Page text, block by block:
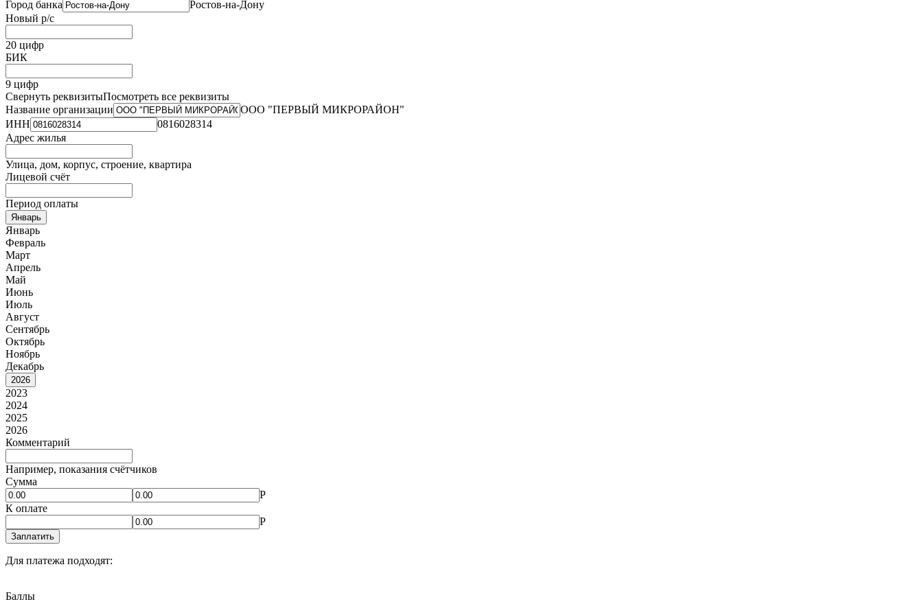
Город банка
Ростов-на-Дону
Новый р/с
20 цифр
БИК
9 цифр
Свернуть реквизитыПосмотреть все реквизиты
Название организации
ООО "ПЕРВЫЙ МИКРОРАЙОН"
ИНН
0816028314
Адрес жилья
Улица, дом, корпус, строение, квартира
Лицевой счёт
Период оплаты
Январь
Январь
Февраль
Март
Апрель
Май
Июнь
Июль
Август
Сентябрь
Октябрь
Ноябрь
Декабрь
2026
2023
2024
2025
2026
Комментарий
Например, показания счётчиков
Сумма
Р
К оплате
Р
Заплатить
Для платежа подходят:
Баллы